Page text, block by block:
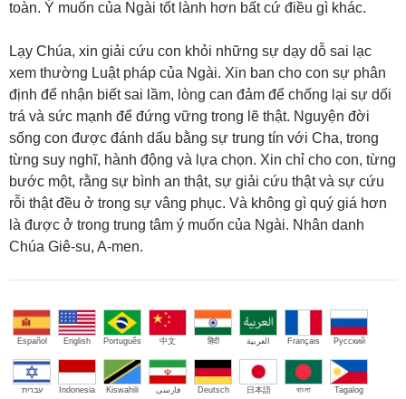
toàn. Ý muốn của Ngài tốt lành hơn bất cứ điều gì khác.
Lạy Chúa, xin giải cứu con khỏi những sự dạy dỗ sai lạc
xem thường Luật pháp của Ngài. Xin ban cho con sự phân
định để nhận biết sai lầm, lòng can đảm để chống lại sự dối
trá và sức mạnh để đứng vững trong lẽ thật. Nguyện đời
sống con được đánh dấu bằng sự trung tín với Cha, trong
từng suy nghĩ, hành động và lựa chọn. Xin chỉ cho con, từng
bước một, rằng sự bình an thật, sự giải cứu thật và sự cứu
rỗi thật đều ở trong sự vâng phục. Và không gì quý giá hơn
là được ở trong trung tâm ý muốn của Ngài. Nhân danh
Chúa Giê-su, A-men.
Español English Português 中文 हिंदी العربية Français Русский
עברית Indonesia Kiswahili فارسی Deutsch 日本語 বাংলা Tagalog